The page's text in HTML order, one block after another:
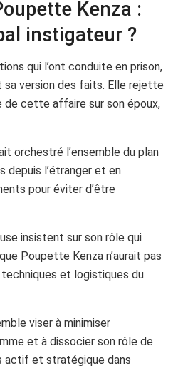
Kenza :
instigateur ?
qui l’ont conduite en prison,
version des faits. Elle rejette
de cette affaire sur son époux,
orchestré l’ensemble du plan
depuis l’étranger et en
pour éviter d’être
insistent sur son rôle qui
Poupette Kenza n’aurait pas
et logistiques du
viser à minimiser
et à dissocier son rôle de
actif et stratégique dans